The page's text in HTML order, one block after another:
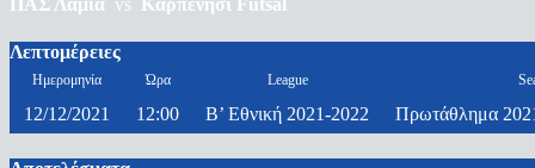
ΠΑΣ Λαμία vs Καρπενήσι Futsal
Λεπτομέρειες
Ημερομηνία Ώρα League
12/12/2021 12:00 Β’ Εθνική 2021-2022 Πρωτάθλημα